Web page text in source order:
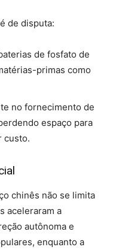
de disputa:
de fosfato de
primas como
no fornecimento de
espaço para
custo.
chinês não se limita
aceleraram a
autônoma e
enquanto a